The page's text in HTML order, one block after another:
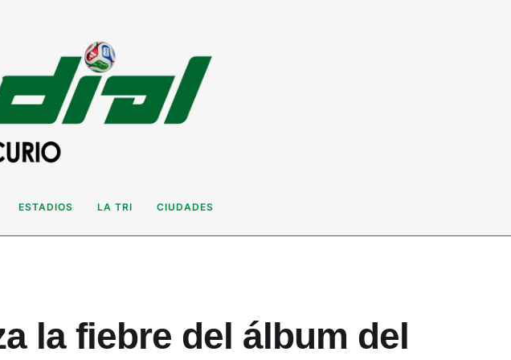
ESTADIOS LA TRI CIUDADES
la fiebre del álbum del